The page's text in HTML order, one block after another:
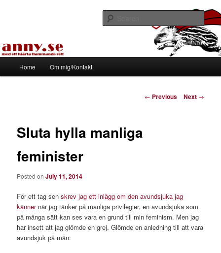
Tapirhen
Home Om mig/Kontakt
Post
← Previous Next →
Sluta hylla manliga
feminister
Posted onJuly 11, 2014
För ett tag senskrev jag ett inlägg om den avundsjuka jag
kännernär jag tänker på manliga privilegier, en avundsjuka som
på många sätt kan ses vara en grund till min feminism. Men jag
har insett att jag glömde en grej. Glömde en anledning till att vara
avundsjuk på män: